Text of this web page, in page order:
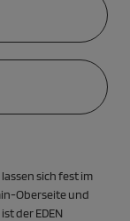
lassen sich fest im
Oberseite und
der EDEN